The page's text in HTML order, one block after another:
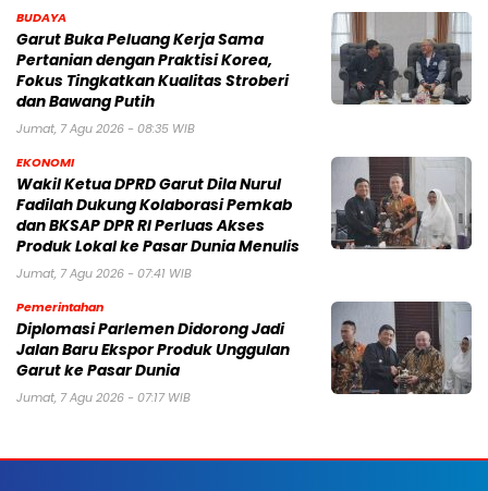
BUDAYA
Garut Buka Peluang Kerja Sama
Pertanian dengan Praktisi Korea,
Fokus Tingkatkan Kualitas Stroberi
dan Bawang Putih
Jumat, 7 Agu 2026 - 08:35 WIB
EKONOMI
Wakil Ketua DPRD Garut Dila Nurul
Fadilah Dukung Kolaborasi Pemkab
dan BKSAP DPR RI Perluas Akses
Produk Lokal ke Pasar Dunia Menulis
Jumat, 7 Agu 2026 - 07:41 WIB
Pemerintahan
Diplomasi Parlemen Didorong Jadi
Jalan Baru Ekspor Produk Unggulan
Garut ke Pasar Dunia
Jumat, 7 Agu 2026 - 07:17 WIB